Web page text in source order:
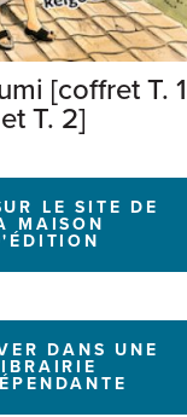
[coffret T. 1
et T. 2]
LE SITE DE
MAISON
DANS UNE